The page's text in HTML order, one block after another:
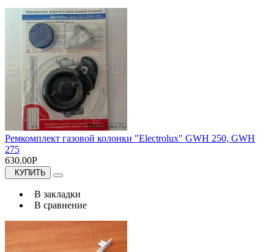
Ремкомплект газовой колонки "Electrolux" GWH 250, GWH
275
630.00Р
КУПИТЬ
В закладки
В сравнение